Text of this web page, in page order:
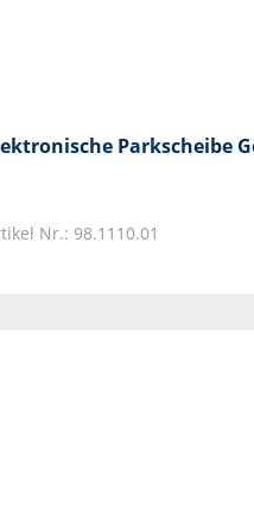
Parkscheibe
Nr.: 98.1110.01